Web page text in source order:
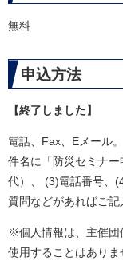
無料
申込方法
【終了しました】
電話、Fax、Eメール。
件名に「防災セミナ
代）、 (3)電話番号、
質問などがあればご記
※個人情報は、主催団
使用することはありま